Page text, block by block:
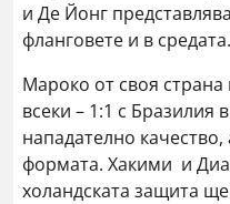
и Де Йонг
фланговете и в средата.
Мароко от своя страна
всеки – 1:1 с Бразилия
нападателно
формата. Хакими и
холандската защита